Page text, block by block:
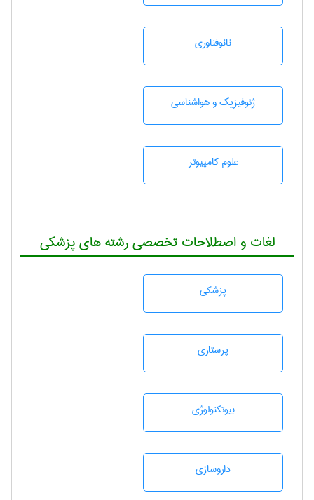
نانوفناوری
ژئوفيزيك و هواشناسی
علوم کامپیوتر
لغات و اصطلاحات تخصصی رشته های پزشکی
پزشكی
پرستاری
بيوتكنولوژی
داروسازی